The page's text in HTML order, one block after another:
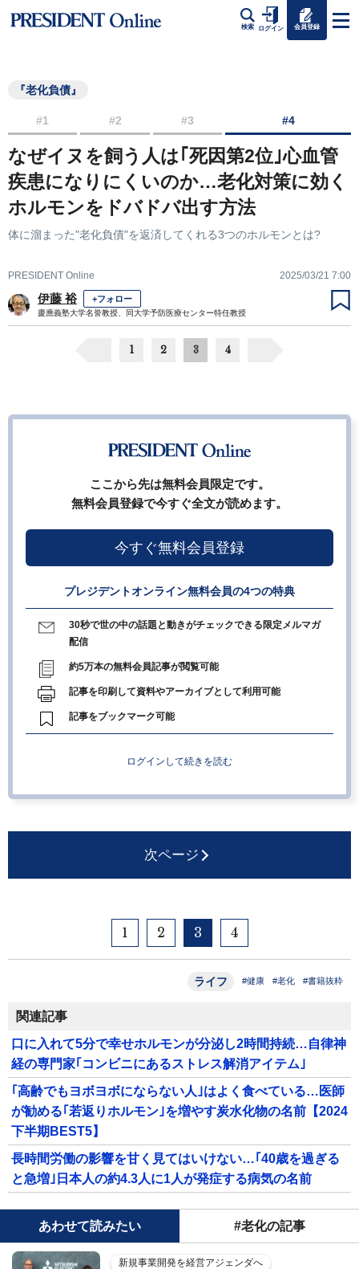
検索 ログイン 会員登録
『老化負債』
#1 #2 #3 #4
なぜイヌを飼う人は｢死因第2位｣心血管
疾患になりにくいのか…老化対策に効く
ホルモンをドバドバ出す方法
体に溜まった"老化負債"を返済してくれる3つのホルモンとは?
PRESIDENT Online 2025/03/21 7:00
伊藤 裕 +フォロー
慶應義塾大学名誉教授、同大学予防医療センター特任教授
1 2 3 4
ここから先は無料会員限定です。
無料会員登録で今すぐ全文が読めます。
今すぐ無料会員登録
プレジデントオンライン無料会員の4つの特典
30秒で世の中の話題と動きがチェックできる限定メルマガ
配信
約5万本の無料会員記事が閲覧可能
記事を印刷して資料やアーカイブとして利用可能
記事をブックマーク可能
ログインして続きを読む
次ページ
1 2 3 4
ライフ #健康 #老化 #書籍抜粋
関連記事
口に入れて5分で幸せホルモンが分泌し2時間持続…自律神
経の専門家｢コンビニにあるストレス解消アイテム｣
｢高齢でもヨボヨボにならない人｣はよく食べている…医師
が勧める｢若返りホルモン｣を増やす炭水化物の名前【2024
下半期BEST5】
長時間労働の影響を甘く見てはいけない…｢40歳を過ぎる
と急増｣日本人の約4.3人に1人が発症する病気の名前
あわせて読みたい #老化の記事
新規事業開発を経営アジェンダへ